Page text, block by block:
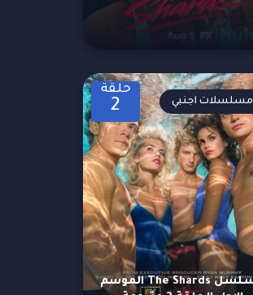
حلقة
2
مسلسل The Shards الموسم
مسلسلات اجنبي